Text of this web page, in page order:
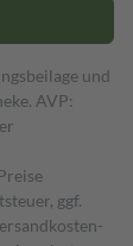
und
AVP:
ggf.